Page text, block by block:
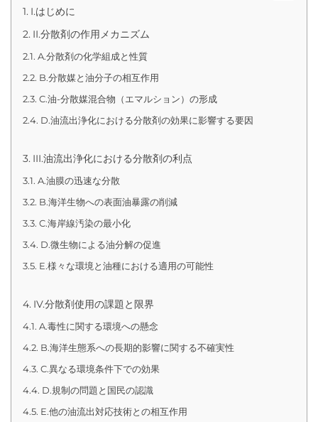
I.はじめに
II.分散剤の作用メカニズム
A.分散剤の化学組成と性質
B.分散媒と油分子の相互作用
C.油-分散媒混合物（エマルション）の形成
D.油流出浄化における分散剤の効果に影響する要因
III.油流出浄化における分散剤の利点
A.油膜の迅速な分散
B.海洋生物への表面油暴露の削減
C.海岸線汚染の最小化
D.微生物による油分解の促進
E.様々な環境と油種における適用の可能性
IV.分散剤使用の課題と限界
A.毒性に関する環境への懸念
B.海洋生態系への長期的影響に関する不確実性
C.異なる環境条件下での効果
D.規制の問題と国民の認識
E.他の油流出対応技術との相互作用